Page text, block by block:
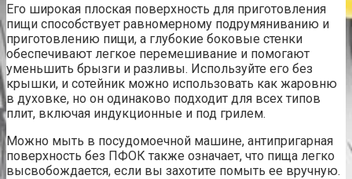
Его широкая плоская поверхность для приготовления
пищи способствует равномерному подрумяниванию и
приготовлению пищи, а глубокие боковые стенки
обеспечивают легкое перемешивание и помогают
уменьшить брызги и разливы. Используйте его без
крышки, и сотейник можно использовать как жаровню
в духовке, но он одинаково подходит для всех типов
плит, включая индукционные и под грилем.
Можно мыть в посудомоечной машине, антипригарная
поверхность без ПФОК также означает, что пища легко
высвобождается, если вы захотите помыть ее вручную.